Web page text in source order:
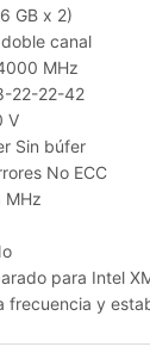
GB x 2)
canal
MHz
22-22-42
V
Sin búfer
No ECC
MHz
para Intel
frecuencia y